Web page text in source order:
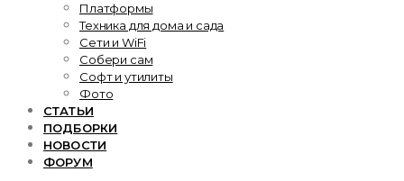
Платформы
Техника для дома и сада
Сети и WiFi
Собери сам
Софт и утилиты
Фото
СТАТЬИ
ПОДБОРКИ
НОВОСТИ
ФОРУМ